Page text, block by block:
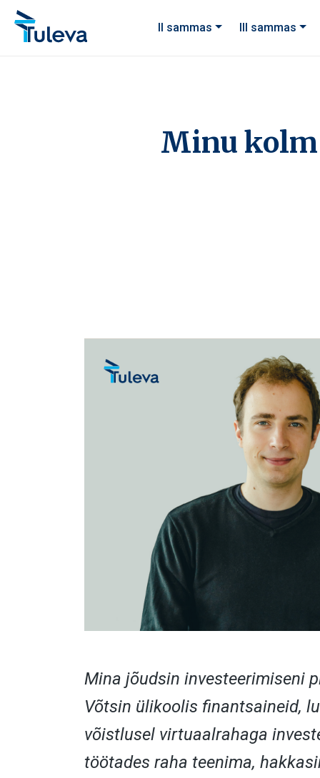
Liigu edasi sisu juurde
II sammas
III sammas
Minu
Mina jõudsin investeerimiseni
Võtsin ülikoolis finantsaineid,
võistlusel virtuaalrahaga
töötades raha teenima,